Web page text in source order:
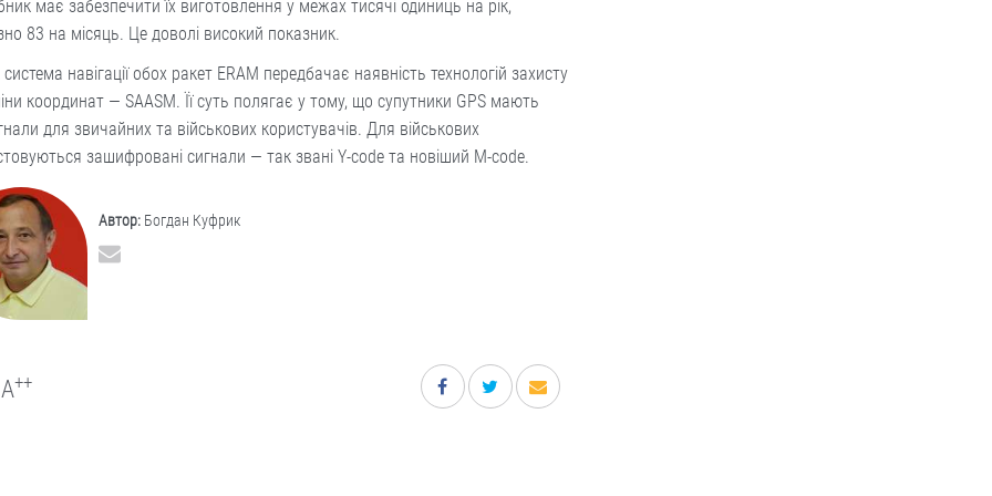
має забезпечити їх виготовлення у межах тисячі одиниць на рік,
83 на місяць. Це доволі високий показник.
навігації обох ракет ERAM передбачає наявність технологій захисту
координат — SAASM. Її суть полягає у тому, що супутники GPS мають
для звичайних та військових користувачів. Для військових
зашифровані сигнали — так звані Y-code та новіший M-code.
Автор: Богдан Куфрик
A++